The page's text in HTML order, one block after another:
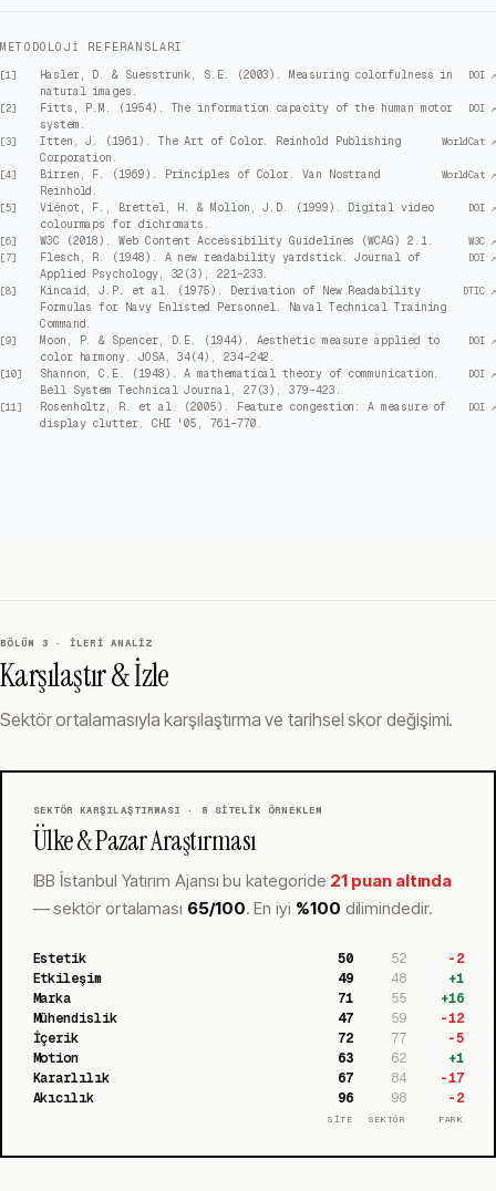
METODOLOJI REFERANSLARI
[1]
Hasler, D. & Suesstrunk, S.E. (2003). Measuring colorfulness in
natural images.
DOI ↗
[2]
Fitts, P.M. (1954). The information capacity of the human motor
system.
DOI ↗
[3]
Itten, J. (1961). The Art of Color. Reinhold Publishing
Corporation.
WorldCat ↗
[4]
Birren, F. (1969). Principles of Color. Van Nostrand
Reinhold.
WorldCat ↗
[5]
Viénot, F., Brettel, H. & Mollon, J.D. (1999). Digital video
colourmaps for dichromats.
DOI ↗
[6] W3C (2018). Web Content Accessibility Guidelines (WCAG) 2.1.
W3C ↗
[7]
Flesch, R. (1948). A new readability yardstick. Journal of
Applied Psychology, 32(3), 221–233.
DOI ↗
[8]
Kincaid, J.P. et al. (1975). Derivation of New Readability
Formulas for Navy Enlisted Personnel. Naval Technical Training
Command.
DTIC ↗
[9]
Moon, P. & Spencer, D.E. (1944). Aesthetic measure applied to
color harmony. JOSA, 34(4), 234–242.
DOI ↗
[10]
Shannon, C.E. (1948). A mathematical theory of communication.
Bell System Technical Journal, 27(3), 379–423.
DOI ↗
[11]
Rosenholtz, R. et al. (2005). Feature congestion: A measure of
display clutter. CHI '05, 761–770.
DOI ↗
BÖLÜM 3 · İLERI ANALIZ
Karşılaştır & İzle
Sektör ortalamasıyla karşılaştırma ve tarihsel skor değişimi.
SEKTÖR KARŞILAŞTIRMASI · 8 SITELIK ÖRNEKLEM
Ülke & Pazar Araştırması
IBB İstanbul Yatırım Ajansı bu kategoride 21 puan altında
— sektör ortalaması 65/100. En iyi %100 dilimindedir.
Estetik 50 52
-2
Etkileşim
49 48 +1
Marka
71 55 +16
Mühendislik
47 59
-12
İçerik
72 77
-5
Motion
63 62 +1
Kararlılık
67 84
-17
Akıcılık
96 98 -2
SİTE SEKTÖR FARK